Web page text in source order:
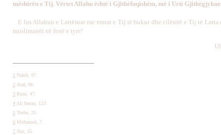
mëshirën e Tij. Vërtet Allahu është i Gjithëfuqishëm, më i Urti
E lus Allahun e Lartësuar me emrat e Tij të bukur dhe cilësitë e Tij të Larta
muslimanët në fenë e tyre!
1 Nahël, 97.
2 Araf, 96.
3 Rum, 47.
4 Ali Imran, 123.
5 Teube, 25.
6 Muhamed, 7.
7 Nur, 55.